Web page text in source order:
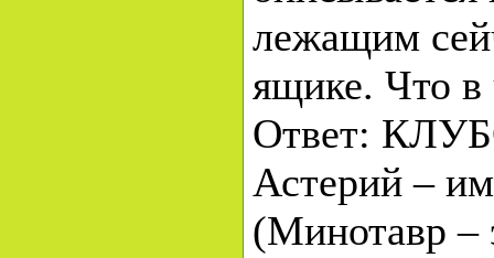
лежащим
ящике. Что
Ответ:
Астерий –
(Минотавр –